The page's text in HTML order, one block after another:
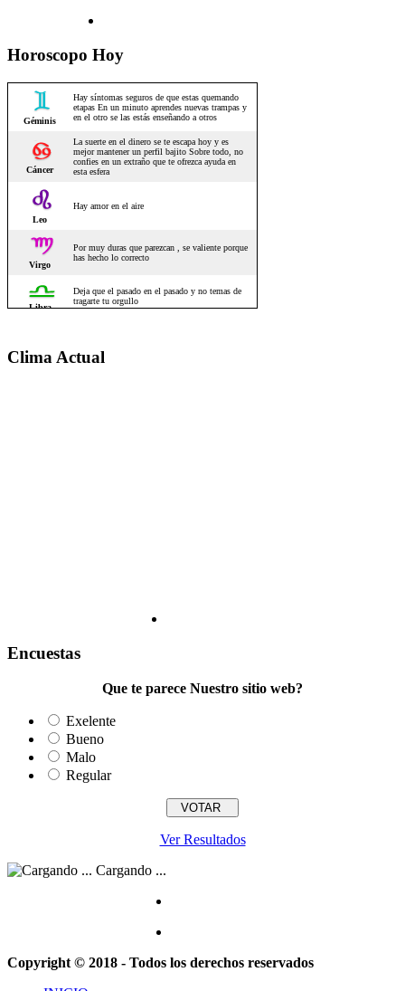
Horoscopo Hoy
Clima Actual
Encuestas
Que te parece Nuestro sitio web?
Exelente
Bueno
Malo
Regular
Ver Resultados
Cargando ...
Copyright © 2018 - Todos los derechos reservados